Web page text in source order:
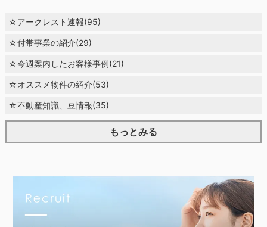
☆アークレスト速報(95)
☆付帯事業の紹介(29)
☆今週案内したお客様事例(21)
☆オススメ物件の紹介(53)
☆不動産知識、豆情報(35)
もっとみる